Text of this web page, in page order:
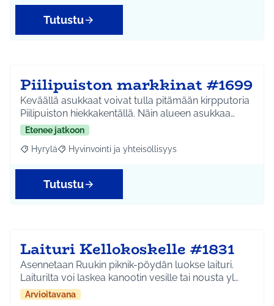
Tutustu
Piilipuiston markkinat #1699
Keväällä asukkaat voivat tulla pitämään kirpputoria
Piilipuiston hiekkakentällä. Näin alueen asukkaa…
Etenee jatkoon
Rajaa tulokset aihepiirin mukaan: Hyrylä
Hyrylä Rajaa tulokset teeman mukaan: Hyvinvointi ja
Hyvinvointi ja yhteisöllisyys
Tutustu
Laituri Kellokoskelle #1831
Asennetaan Ruukin piknik-pöydän luokse laituri.
Laiturilta voi laskea kanootin vesille tai nousta yl…
Arvioitavana